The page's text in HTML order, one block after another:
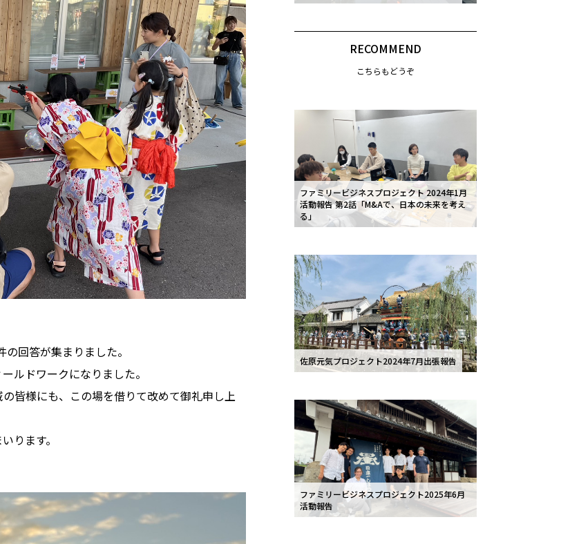
回答が集まりました。
ルドワークになりました。
皆様にも、この場を借りて改めて御礼申し上
ります。
RECOMMEND
こちらもどうぞ
ファミリービジネスプロジェクト 2024年1月
活動報告 第2話「M&Aで、日本の未来を考え
る」
佐原元気プロジェクト2024年7月出張報告
ファミリービジネスプロジェクト2025年6月
活動報告